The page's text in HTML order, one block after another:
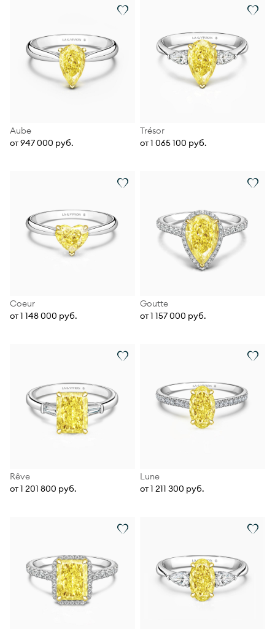
Aube
от 947 000 руб.
Trésor
от 1 065 100 руб.
Coeur
от 1 148 000 руб.
Goutte
от 1 157 000 руб.
Rêve
от 1 201 800 руб.
Lune
от 1 211 300 руб.